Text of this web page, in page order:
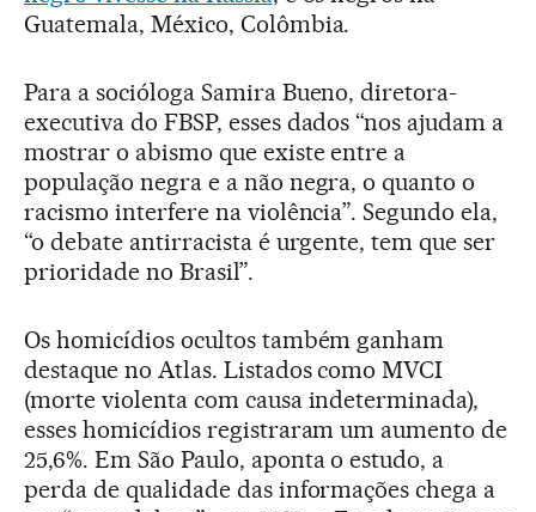
Guatemala, México, Colômbia.
Para a socióloga Samira Bueno, diretora-
executiva do FBSP, esses dados “nos ajudam a
mostrar o abismo que existe entre a
população negra e a não negra, o quanto o
racismo interfere na violência”. Segundo ela,
“o debate antirracista é urgente, tem que ser
prioridade no Brasil”.
Os homicídios ocultos também ganham
destaque no Atlas. Listados como MVCI
(morte violenta com causa indeterminada),
esses homicídios registraram um aumento de
25,6%. Em São Paulo, aponta o estudo, a
perda de qualidade das informações chega a